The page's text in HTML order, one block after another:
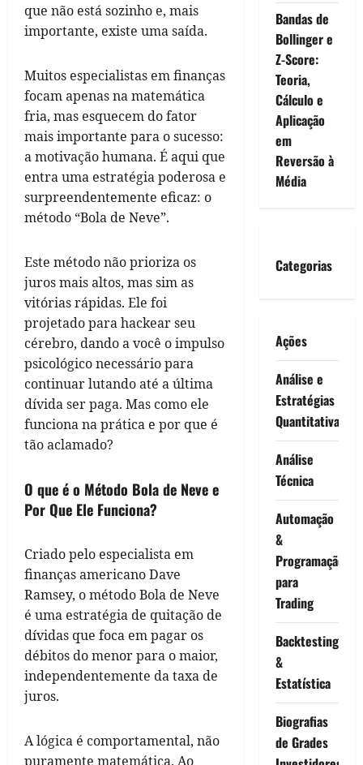
que não está sozinho e, mais
importante, existe uma saída.
Muitos especialistas em finanças
focam apenas na matemática
fria, mas esquecem do fator
mais importante para o sucesso:
a motivação humana. É aqui que
entra uma estratégia poderosa e
surpreendentemente eficaz: o
método “Bola de Neve”.
Este método não prioriza os
juros mais altos, mas sim as
vitórias rápidas. Ele foi
projetado para hackear seu
cérebro, dando a você o impulso
psicológico necessário para
continuar lutando até a última
dívida ser paga. Mas como ele
funciona na prática e por que é
tão aclamado?
O que é o Método Bola de Neve e
Por Que Ele Funciona?
Criado pelo especialista em
finanças americano Dave
Ramsey, o método Bola de Neve
é uma estratégia de quitação de
dívidas que foca em pagar os
débitos do menor para o maior,
independentemente da taxa de
juros.
A lógica é comportamental, não
puramente matemática. Ao
Bandas de
Bollinger e
Z-Score:
Teoria,
Cálculo e
Aplicação
em
Reversão à
Média
Categorias
Ações
Análise e
Estratégias
Quantitativa
Análise
Técnica
Automação
&
Programação
para
Trading
Backtesting
&
Estatística
Biografias
de Grades